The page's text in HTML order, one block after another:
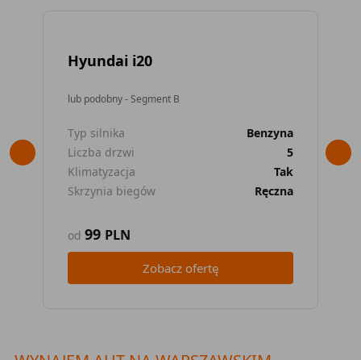
Hyundai i20
lub podobny - Segment B
Typ silnika
Benzyna
Liczba drzwi
5
Klimatyzacja
Tak
Skrzynia biegów
Ręczna
od 99 PLN
Zobacz ofertę